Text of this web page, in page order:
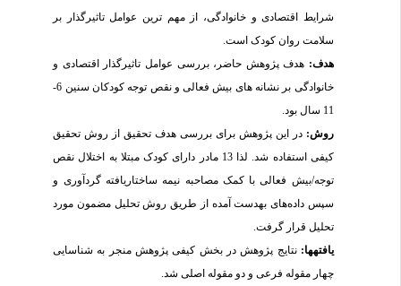
شرایط اقتصادی و خانوادگی، از مهم ترین عوامل تاثیرگذار بر
سلامت روان کودک است.
هدف: هدف پژوهش حاضر، بررسی عوامل تاثیرگذار اقتصادی و
خانوادگی بر نشانه های بیش فعالی و نقص توجه کودکان سنین 6-
روش: در این پژوهش برای بررسی هدف تحقیق از روش تحقیق
کیفی استفاده شد. لذا 13 مادر دارای کودک مبتلا به اختلال نقص
توجه/بیش فعالی با کمک مصاحبه نیمه ساختاریافته گردآوری و
سپس داده‌های به­دست آمده از طریق روش تحلیل مضمون مورد
تحلیل قرار گرفت.
یافته­ها:نتایج پژوهش در بخش کیفی پژوهش منجر به شناسایی
چهار مقوله فرعی و دو مقوله اصلی شد.